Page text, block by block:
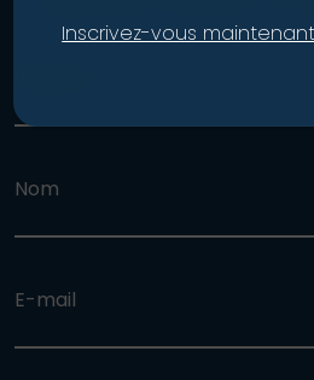
Nom
E-mail
Inscrivez-vous maintenant